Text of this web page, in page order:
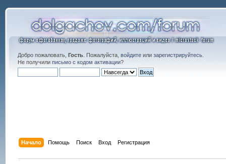
Добро пожаловать, Гость. Пожалуйста, войдитеили зарегистрируйтесь.
Не получили письмо с кодом активации?
Начало Помощь Поиск Вход Регистрация